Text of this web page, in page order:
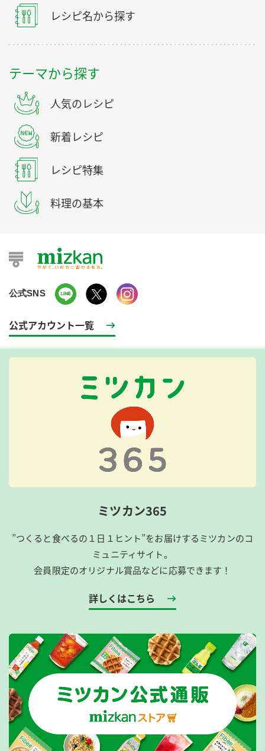
レシピ名から探す
テーマから探す
人気のレシピ
新着レシピ
レシピ特集
料理の基本
公式SNS
公式アカウント一覧
ミツカン365
”つくると食べるの１日１ヒント”をお届けするミツカンのコ
ミュニティサイト。
会員限定のオリジナル賞品などに応募できます！
詳しくはこちら